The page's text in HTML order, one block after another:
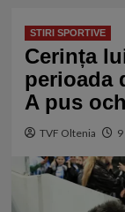
STIRI SPORTIVE
Cerința
perioada
A pus
TVF Oltenia